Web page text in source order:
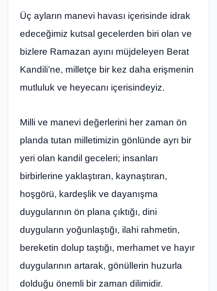
Üç ayların manevi havası içerisinde idrak
edeceğimiz kutsal gecelerden biri olan ve
bizlere Ramazan ayını müjdeleyen Berat
Kandili’ne, milletçe bir kez daha erişmenin
mutluluk ve heyecanı içerisindeyiz.
Milli ve manevi değerlerini her zaman ön
planda tutan milletimizin gönlünde ayrı bir
yeri olan kandil geceleri; insanları
birbirlerine yaklaştıran, kaynaştıran,
hoşgörü, kardeşlik ve dayanışma
duygularının ön plana çıktığı, dini
duyguların yoğunlaştığı, ilahi rahmetin,
bereketin dolup taştığı, merhamet ve hayır
duygularının artarak, gönüllerin huzurla
dolduğu önemli bir zaman dilimidir.